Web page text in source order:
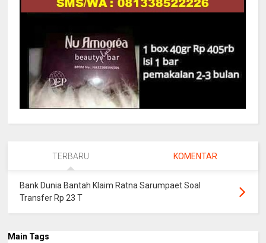
TERBARU KOMENTAR
Bank Dunia Bantah Klaim Ratna Sarumpaet Soal
Transfer Rp 23 T
Main Tags